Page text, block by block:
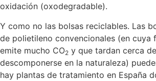
oxidación (oxodegradable).
Y como no las bolsas reciclables. Las
de polietileno convencionales (en cuya
emite mucho CO2 y que tardan cerca
descomponerse en la naturaleza)
hay plantas de tratamiento en España